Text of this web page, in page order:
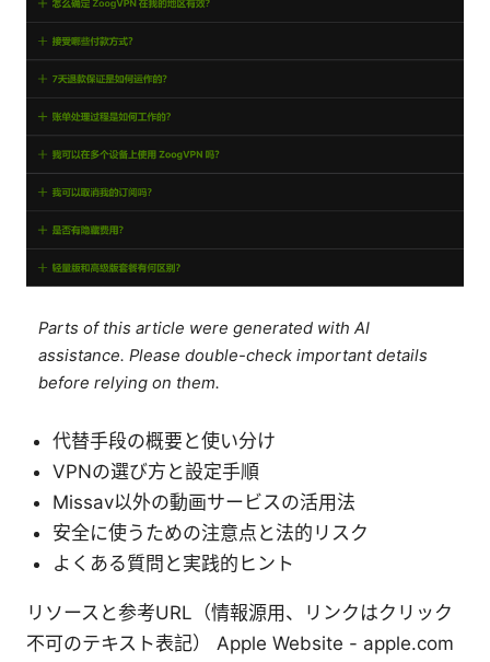
Parts of this article were generated with AI
assistance. Please double-check important details
before relying on them.
代替手段の概要と使い分け
VPNの選び方と設定手順
Missav以外の動画サービスの活用法
安全に使うための注意点と法的リスク
よくある質問と実践的ヒント
リソースと参考URL（情報源用、リンクはクリック
不可のテキスト表記） Apple Website - apple.com